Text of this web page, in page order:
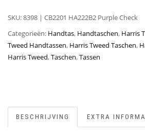
SKU:8398 | CB2201 HA222B2 Purple Check
Categorieën: Handtas, Handtaschen, Harris
Tweed Handtassen, Harris Tweed Taschen,
Harris Tweed,Taschen,Tassen
BESCHRIJVING EXTRA